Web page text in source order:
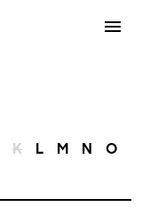
K L M N O